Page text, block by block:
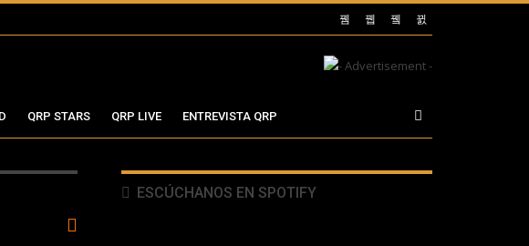
QRP STARS QRP LIVE ENTREVISTA QRP
ESCÚCHANOS EN SPOTIFY